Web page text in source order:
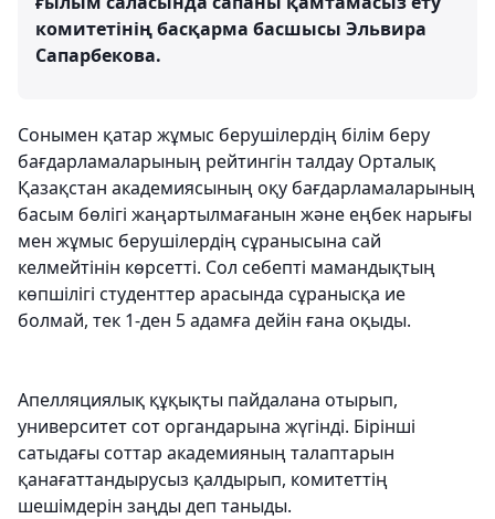
комитетінің басқарма басшысы Эльвира
Сапарбекова.
Сонымен қатар жұмыс берушілердің білім беру
бағдарламаларының рейтингін талдау Орталық
Қазақстан академиясының оқу бағдарламаларының
басым бөлігі жаңартылмағанын және еңбек нарығы
мен жұмыс берушілердің сұранысына сай
келмейтінін көрсетті. Сол себепті мамандықтың
көпшілігі студенттер арасында сұранысқа ие
болмай, тек 1-ден 5 адамға дейін ғана оқыды.
Апелляциялық құқықты пайдалана отырып,
университет сот органдарына жүгінді. Бірінші
сатыдағы соттар академияның талаптарын
қанағаттандырусыз қалдырып, комитеттің
шешімдерін заңды деп таныды.